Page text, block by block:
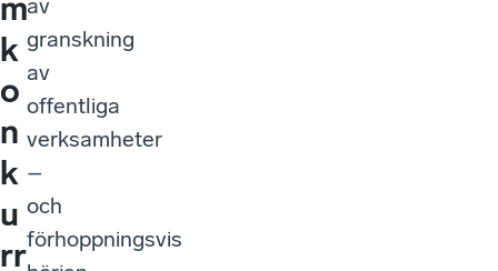
m
k
o
n
k
u
rr
av
granskning
av
offentliga
verksamheter
–
och
förhoppningsvis